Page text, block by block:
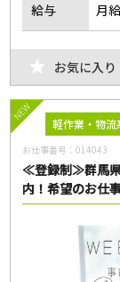
給与 月
お気に入り
NEW
軽作業・物流
お仕事番号：014043
≪登録制≫群馬県
内！希望のお仕